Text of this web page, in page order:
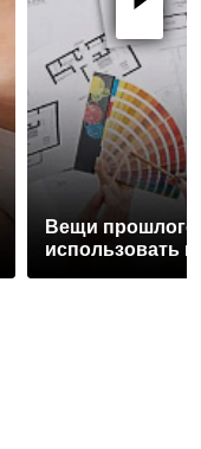
Вещи прошлого
использовать